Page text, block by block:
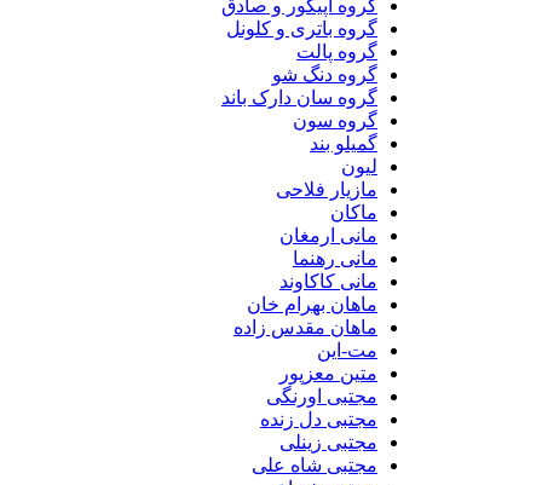
گروه اپیکور و صادق
گروه باتری و کلونل
گروه پالت
گروه دنگ شو
گروه سان دارک باند
گروه سون
گمیلو بند
لیون
مازیار فلاحی
ماکان
مانی ارمغان
مانی رهنما
مانی کاکاوند
ماهان بهرام خان
ماهان مقدس زاده
مت-این
متین معزپور
مجتبی اورنگی
مجتبی دل زنده
مجتبی زینلی
مجتبی شاه علی